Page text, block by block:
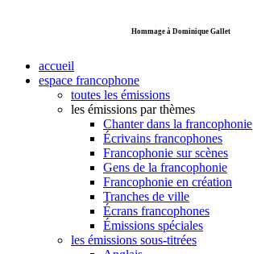
Hommage à Dominique Gallet
accueil
espace francophone
toutes les émissions
les émissions par thèmes
Chanter dans la francophonie
Écrivains francophones
Francophonie sur scènes
Gens de la francophonie
Francophonie en création
Tranches de ville
Écrans francophones
Émissions spéciales
les émissions sous-titrées